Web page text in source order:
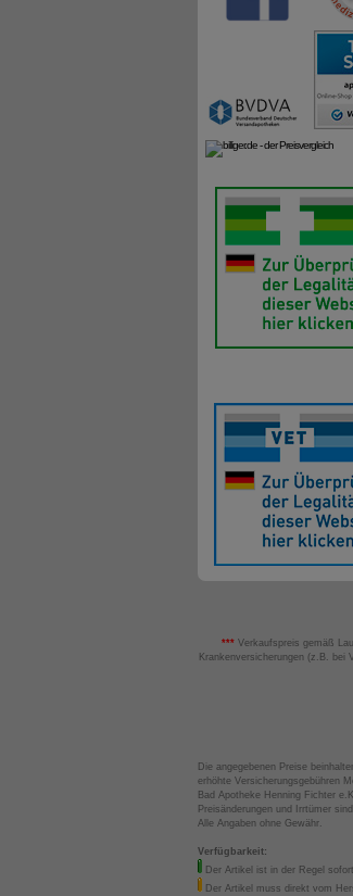
*** Verkaufspreis gemäß
Krankenversicherungen (z.B. bei
Die angegebenen Preise
erhöhte Versicherungsgebühren
Bad Apotheke Henning Fichter
Preisänderungen und Irrtümer
Alle Angaben ohne Gewähr.
Verfügbarkeit:
Der Artikel ist in der Regel
Der Artikel muss direkt vom